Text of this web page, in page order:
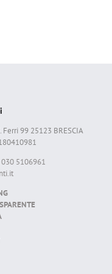
99 25123 BRESCIA
5106961